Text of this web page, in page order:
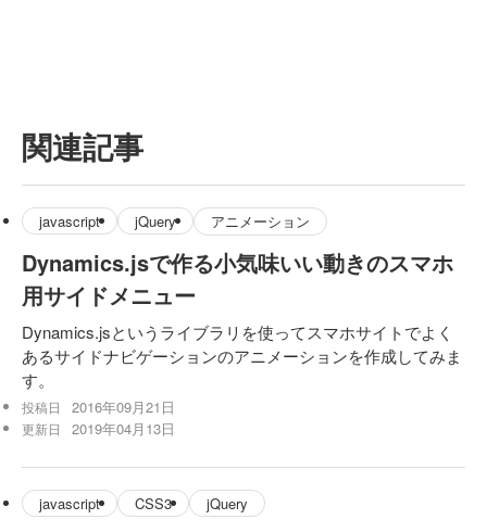
関連記事
javascript jQuery アニメーション
Dynamics.jsで作る小気味いい動きのスマホ
用サイドメニュー
Dynamics.jsというライブラリを使ってスマホサイトでよく
あるサイドナビゲーションのアニメーションを作成してみま
す。
投稿日 2016年09月21日
更新日 2019年04月13日
javascript CSS3 jQuery